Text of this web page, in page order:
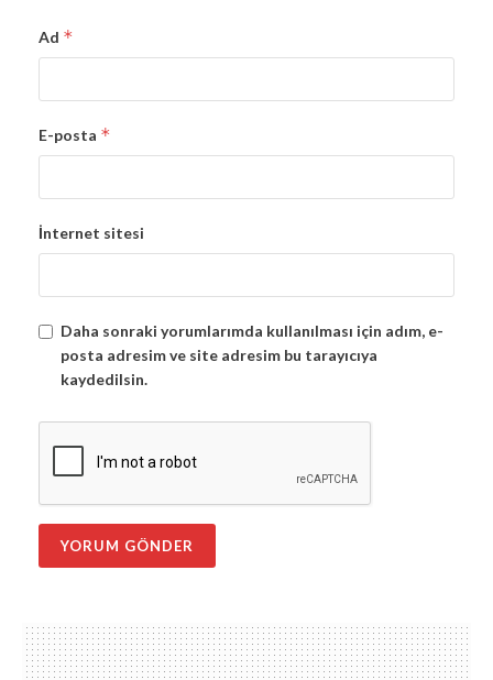
Ad *
E-posta *
İnternet sitesi
Daha sonraki yorumlarımda kullanılması için adım, e-
posta adresim ve site adresim bu tarayıcıya
kaydedilsin.